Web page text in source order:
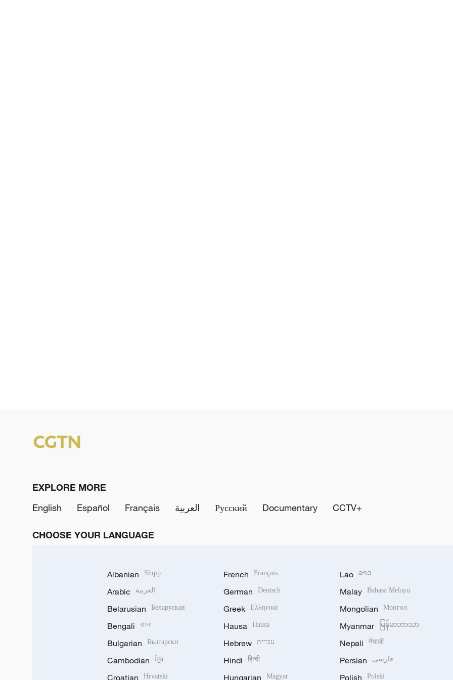
EXPLORE MORE
English
Español Français العربية Русский Documentary CCTV+
CHOOSE YOUR LANGUAGE
Albanian Shqip
Arabic العربية
Belarusian Беларуская
Bengali বাংলা
Bulgarian Български
Cambodian ខ្មែរ
Croatian Hrvatski
French Français
German Deutsch
Greek Ελληνικά
Hausa Hausa
Hebrew עברית
Hindi हिन्दी
Hungarian Magyar
Lao ລາວ
Malay Bahasa Melayu
Mongolian Монгол
Myanmar မြန်မာဘာသာ
Nepali नेपाली
Persian فارسی
Polish Polski